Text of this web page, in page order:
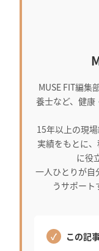
MUSE FIT編集
養士など、健康
15年以上の現
実績をもとに
に役
一人ひとりが自
うサポート
この記